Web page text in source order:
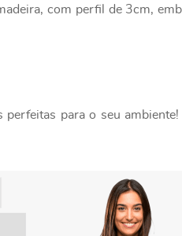
com perfil de 3cm,
para o seu